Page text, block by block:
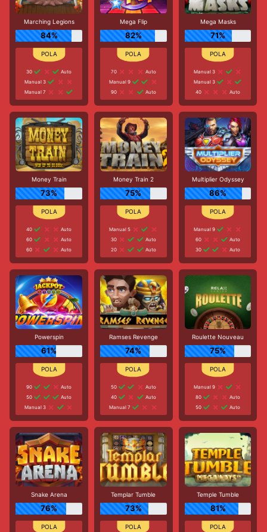
Marching Legions
84%
30
Auto
Manual 3
Manual 7
Mega Flip
82%
70
Auto
Manual 9
90
Auto
Mega Masks
71%
Manual 3
Manual 3
40
Auto
Money Train
73%
40
Auto
60
Auto
60
Auto
Money Train 2
75%
Manual 5
30
Auto
20
Auto
Multiplier Odyssey
86%
Manual 9
60
Auto
30
Auto
Powerspin
61%
90
Auto
50
Auto
Manual 3
Ramses Revenge
74%
50
Auto
40
Auto
Manual 7
Roulette Nouveau
75%
Manual 9
80
Auto
50
Auto
Snake Arena
76%
Templar Tumble
73%
Temple Tumble
81%